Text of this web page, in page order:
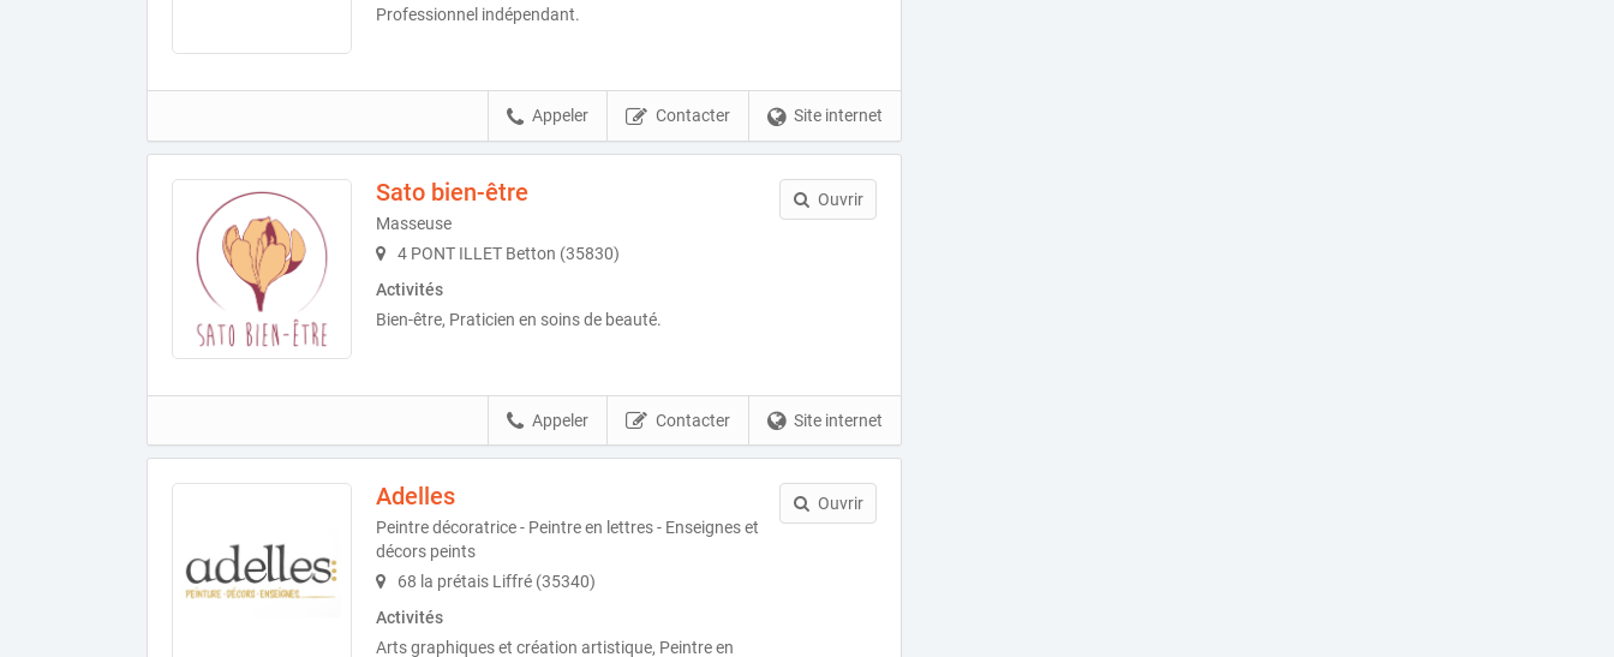
Professionnel indépendant.
Site internet
Contacter
Appeler
Sato bien-être
Masseuse
4 PONT ILLET Betton (35830)
Activités
Bien-être, Praticien en soins de beauté.
Ouvrir
Site internet
Contacter
Appeler
Adelles
Peintre décoratrice - Peintre en lettres - Enseignes et
décors peints
68 la prétais Liffré (35340)
Activités
Arts graphiques et création artistique, Peintre en
Ouvrir